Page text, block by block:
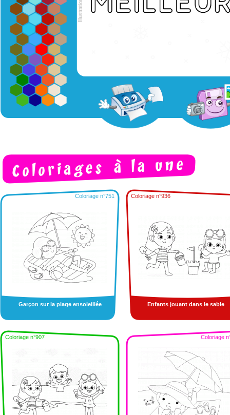
Coloriage n°751
Garçon sur la plage ensoleillée
Coloriage n°936
Enfants jouant dans le sable
Coloriage n°907 Coloriage